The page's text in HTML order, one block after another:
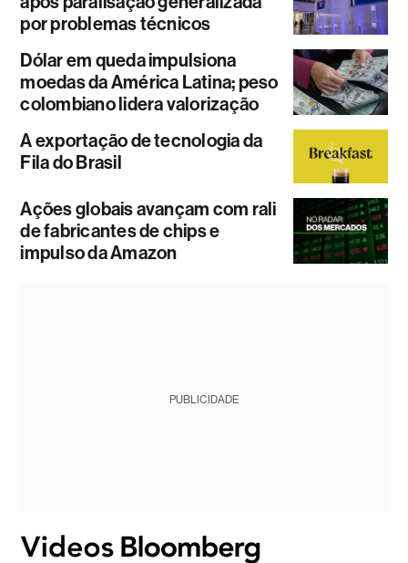
por problemas técnicos
Dólar em queda impulsiona
moedas da América Latina; peso
colombiano lidera valorização
A exportação de tecnologia da
Fila do Brasil
Ações globais avançam com rali
de fabricantes de chips e
impulso da Amazon
PUBLICIDADE